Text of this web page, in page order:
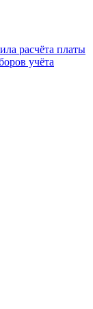
расчёта платы
учёта